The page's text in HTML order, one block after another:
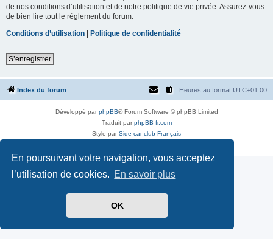
En poursuivant votre navigation, vous acceptez
l’utilisation de cookies. En savoir plus
OK
de nos conditions d’utilisation et de notre politique de vie privée. Assurez-vous
de bien lire tout le règlement du forum.
Conditions d’utilisation | Politique de confidentialité
S’enregistrer
Index du forum Heures au format UTC+01:00
Développé parphpBB® Forum Software © phpBB Limited
Traduit parphpBB-fr.com
Style parSide-car club Français